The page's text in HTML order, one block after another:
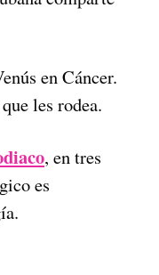
en Cáncer.
les rodea.
, en tres
es